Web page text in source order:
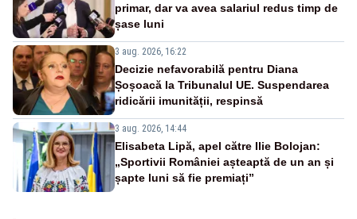
primar, dar va avea salariul redus timp de
șase luni
3 aug. 2026, 16:22
Decizie nefavorabilă pentru Diana
Șoșoacă la Tribunalul UE. Suspendarea
ridicării imunității, respinsă
3 aug. 2026, 14:44
Elisabeta Lipă, apel către Ilie Bolojan:
„Sportivii României așteaptă de un an și
șapte luni să fie premiați”